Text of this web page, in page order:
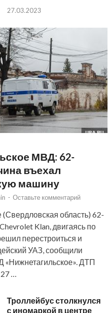
27.03.2023
МВД: 62-
въехал
машину
- Оставьте комментарий
область) 62-
Klan, двигаясь по
перестроиться и
УАЗ, сообщили
«Нижнетагильское». ДТП
…
Троллейбус столкнулся
с иномаркой в центре